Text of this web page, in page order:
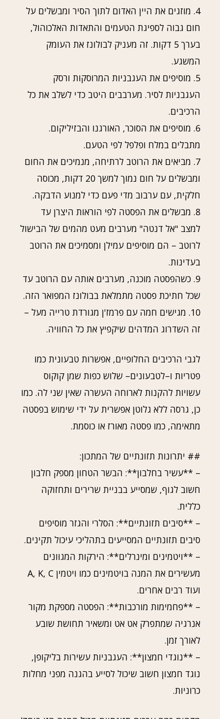
4. מוזגים את היין האדום לתוך הסיר ומבשלים על
חום גבוה לספיגת הטעמים והתאדות האלכוהול,
בערך 5 דקות. זה מעניק לבולונז את העומק
המשגע.
5. מוסיפים את העגבניות המרוסקות ורסק
העגבניות לסיר. מערבבים היטב כדי לשלב את כל
הרכיבים.
6. מוסיפים את הסוכר, האורגנו והבזיליקום.
מתבלים במלח ופלפל לפי הטעם.
7. מביאים את הרוטב לרתיחה, מנמיכים את החום
ומבשלים על חום נמוך למשך 20 דקות, מכוסה
חלקית, עם ערבוב מדי פעם כדי למנוע הדבקה.
8. מבשלים את הפסטה לפי הוראות היצרן עד
למצב "אל דנטה" מערבים מעט מהמים של הבישול
לרוטב – הם מוסיפים עמילן ומסמיכים את הרוטב
בעדינות.
9. כשהפסטה מוכנה, מערבים אותה עם הרוטב עד
שכל חתיכת פסטה מתמלאת בבולונז המפואר הזה.
10. מגישים חמה עם פרמז'ן מגורדת טרייה מעל –
זה השדרוג המדהים שיקפיץ את כל החוויה.
לגבי הרכיבים החלופיים, אפשרות טבעונית כמו
פטריות ו–לטבעונים– שלוש כפות שמן קוקוס
עשויות להקנות לארוחה העשרה שאין שני לה. כמו
כן, גרסה ללא גלוטן אפשרית על ידי שימוש בפסטה
מתאימה, כמו פסטה מאורז או כוסמת.
## יתרונות תזונתיים של המתכון:
– **עשיר בחלבון**: הבשר הטחון מספק חלבון
חשוב לגוף, שמסייע בבניית שרירים ותחזוקה
כללית.
– **סיבים תזונתיים**: הסלרי והגזר מוסיפים
סיבים תזונתיים המסייעים בתהליכי עיכול תקינים.
– **ויטמינים ומינרלים**: הירקות המגוונים
מעשירים את המנה בויטמינים כמו ויטמין A, K, C
ועוד רבים אחרים.
– **פחמימות מורכבות**: הפסטה מספקת מקור
אנרגיה שמתפרק אט אט ומשאיר תחושת שובע
לאורך זמן.
– **נוגדי חמצון**: העגבניות עשירות בליקופן,
נוגד חמצון חשוב שיכול לסייע בהגנה מפני מחלות
כרוניות.